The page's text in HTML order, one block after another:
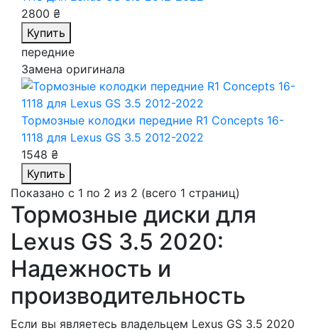
2800 ₴
Купить
передние
Замена оригинала
Тормозные колодки передние R1 Concepts 16-
1118 для Lexus GS 3.5 2012-2022
1548 ₴
Купить
Показано с 1 по 2 из 2 (всего 1 страниц)
Тормозные диски для
Lexus GS 3.5 2020:
Надежность и
производительность
Если вы являетесь владельцем Lexus GS 3.5 2020